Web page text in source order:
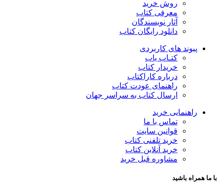
روش خرید
معرفی کتاب
آثار نویسندگان
دانلود رایگان کتاب
پیوند های کاربردی
کتـاب یاب
خریدار کتاب
درباره کاراکتاب
راهنمای عودت کتاب
ارسال کتاب به سراسر جهان
راهنمایی خرید
تماس با ما
قوانین سایت
خرید تلفنی کتاب
خرید آنلاین کتاب
مشاوره قبل خرید
با ما همراه باشید